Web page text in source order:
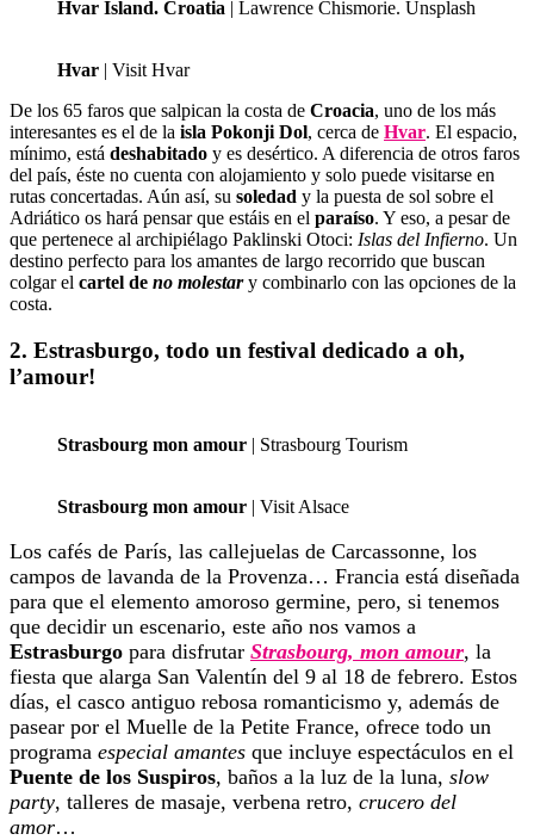
Hvar Island. Croatia | Lawrence Chismorie. Unsplash
Hvar | Visit Hvar
De los 65 faros que salpican la costa de Croacia, uno de los más
interesantes es el de la isla Pokonji Dol, cerca de Hvar. El espacio,
mínimo, está deshabitado y es desértico. A diferencia de otros faros
del país, éste no cuenta con alojamiento y solo puede visitarse en
rutas concertadas. Aún así, su soledad y la puesta de sol sobre el
Adriático os hará pensar que estáis en el paraíso. Y eso, a pesar de
que pertenece al archipiélago Paklinski Otoci: Islas del Infierno. Un
destino perfecto para los amantes de largo recorrido que buscan
colgar el cartel de no molestary combinarlo con las opciones de la
costa.
2. Estrasburgo, todo un festival dedicado a oh,
l’amour!
Strasbourg mon amour | Strasbourg Tourism
Strasbourg mon amour | Visit Alsace
Los cafés de París, las callejuelas de Carcassonne, los
campos de lavanda de la Provenza… Francia está diseñada
para que el elemento amoroso germine, pero, si tenemos
que decidir un escenario, este año nos vamos a
Estrasburgo para disfrutar Strasbourg, mon amour, la
fiesta que alarga San Valentín del 9 al 18 de febrero. Estos
días, el casco antiguo rebosa romanticismo y, además de
pasear por el Muelle de la Petite France, ofrece todo un
programa especial amantes que incluye espectáculos en el
Puente de los Suspiros, baños a la luz de la luna, slow
party, talleres de masaje, verbena retro, crucero del
amor…